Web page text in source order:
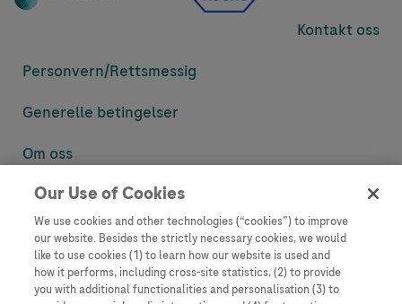
Kontakt oss
Personvern/Rettsmessig
Generelle betingelser
Om oss
Denne nettsiden inneholder informasjon som er målsatt til en stor
informasjon som ellers ikke er tilgjengelig eller gyldig i ditt land.
Vennligst vær oppmerksom på at vi ikke tar noe ansvar for tilgang til
informasjon som muligens ikke er i samsvar med noen gyldig juridisk
prosess, regulering, registrering eller bruk i bostedslandet ditt.
Our Use of Cookies
We use cookies and other technologies (“cookies”) to improve
our website. Besides the strictly necessary cookies, we would
like to use cookies (1) to learn how our website is used and
how it performs, including cross-site statistics, (2) to provide
you with additional functionalities and personalisation (3) to